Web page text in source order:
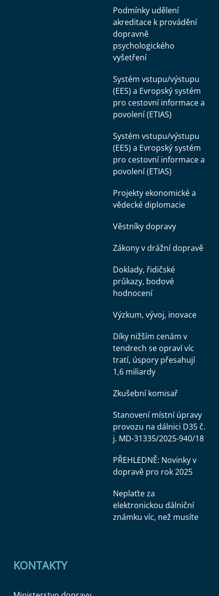
Podmínky udělení
akreditace k provádění
dopravně
psychologického
vyšetření
Systém vstupu/výstupu
(EES) a Evropský systém
pro cestovní informace a
povolení (ETIAS)
Systém vstupu/výstupu
(EES) a Evropský systém
pro cestovní informace a
povolení (ETIAS)
Projekty ekonomické a
vědecké diplomacie
Věstníky dopravy
Zákony v drážní dopravě
Doklady, řidičské
průkazy, bodové
hodnocení
Výzkum, vývoj, inovace
Díky nižším cenám v
tendrech se opraví víc
tratí, úspory přesahují
1,6 miliardy
Zkušební komisař
Stanovení místní úpravy
provozu na dálnici D35 č.
j. MD-31335/2025-940/18
PŘEHLEDNĚ: Novinky v
dopravě pro rok 2025
Neplaťte za
elektronickou dálniční
známku víc, než musíte
KONTAKTY